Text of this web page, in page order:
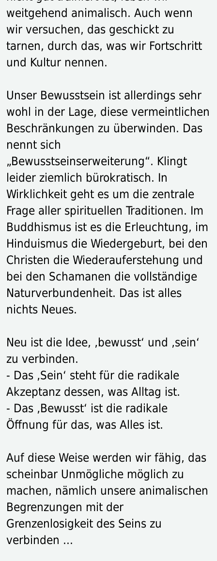
weitgehend animalisch. Auch wenn
wir versuchen, das geschickt zu
tarnen, durch das, was wir Fortschritt
und Kultur nennen.
Unser Bewusstsein ist allerdings sehr
wohl in der Lage, diese vermeintlichen
Beschränkungen zu überwinden. Das
nennt sich
„Bewusstseinserweiterung“. Klingt
leider ziemlich bürokratisch. In
Wirklichkeit geht es um die zentrale
Frage aller spirituellen Traditionen. Im
Buddhismus ist es die Erleuchtung, im
Hinduismus die Wiedergeburt, bei den
Christen die Wiederauferstehung und
bei den Schamanen die vollständige
Naturverbundenheit. Das ist alles
nichts Neues.
Neu ist die Idee, ‚bewusst‘ und ‚sein‘
zu verbinden.
- Das ‚Sein‘ steht für die radikale
Akzeptanz dessen, was Alltag ist.
- Das ‚Bewusst‘ ist die radikale
Öffnung für das, was Alles ist.
Auf diese Weise werden wir fähig, das
scheinbar Unmögliche möglich zu
machen, nämlich unsere animalischen
Begrenzungen mit der
Grenzenlosigkeit des Seins zu
verbinden ...